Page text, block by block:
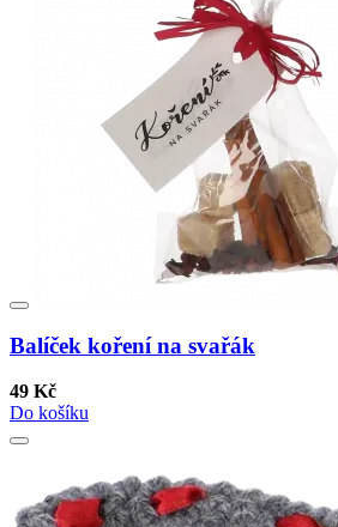
Balíček koření na svařák
49 Kč
Do košíku